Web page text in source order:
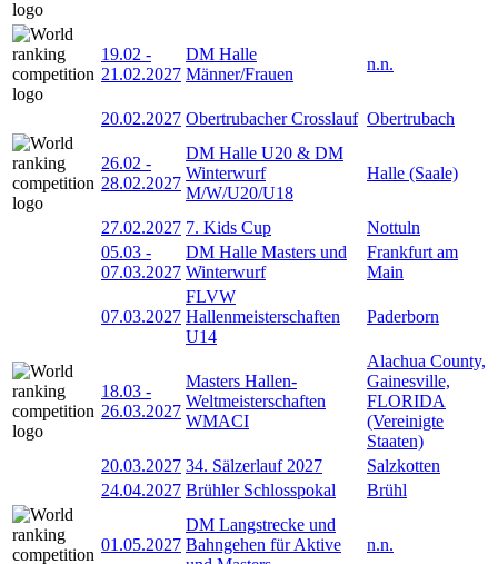
19.02 -
21.02.2027
DM Halle
Männer/Frauen
n.n.
20.02.2027 Obertrubacher Crosslauf Obertrubach
26.02 -
28.02.2027
DM Halle U20 & DM
Winterwurf
M/W/U20/U18
Halle (Saale)
27.02.2027 7. Kids Cup
Nottuln
05.03 -
07.03.2027
DM Halle Masters und
Winterwurf
Frankfurt am
Main
07.03.2027
FLVW
Hallenmeisterschaften
U14
Paderborn
18.03 -
26.03.2027
Masters Hallen-
Weltmeisterschaften
WMACI
Alachua County,
Gainesville,
FLORIDA
(Vereinigte
Staaten)
20.03.2027 34. Sälzerlauf 2027
Salzkotten
24.04.2027 Brühler Schlosspokal Brühl
01.05.2027
DM Langstrecke und
Bahngehen für Aktive
n.n.